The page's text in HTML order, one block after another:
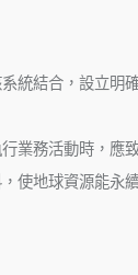
統結合，設立明
業務活動時，應
使地球資源能永